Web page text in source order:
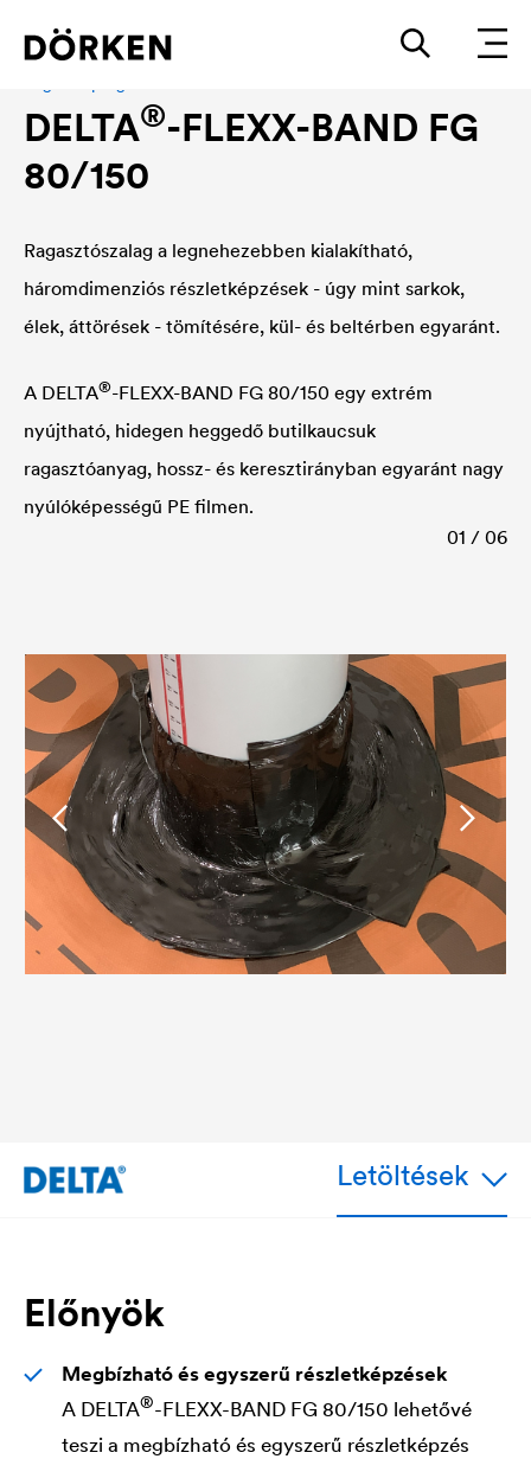
DELTA®-FLEXX-BAND FG
80/150
Ragasztószalag a legnehezebben kialakítható,
háromdimenziós részletképzések - úgy mint sarkok,
élek, áttörések - tömítésére, kül- és beltérben egyaránt.
A DELTA®-FLEXX-BAND FG 80/150 egy extrém
nyújtható, hidegen heggedő butilkaucsuk
ragasztóanyag, hossz- és keresztirányban egyaránt nagy
nyúlóképességű PE filmen.
01 / 06
Letöltések
Előnyök
Megbízható és egyszerű részletképzések
A DELTA®-FLEXX-BAND FG 80/150 lehetővé
teszi a megbízható és egyszerű részletképzés